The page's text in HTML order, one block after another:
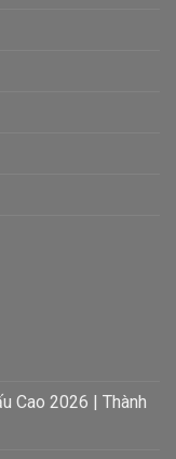
Cao 2026 | Thành